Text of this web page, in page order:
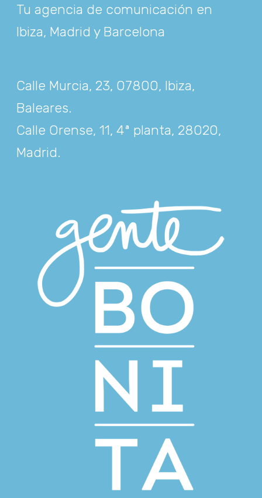
Tu agencia de comunicación en
Ibiza, Madrid y Barcelona
Calle Murcia, 23, 07800, Ibiza,
Baleares.
Calle Orense, 11, 4ª planta, 28020,
Madrid.